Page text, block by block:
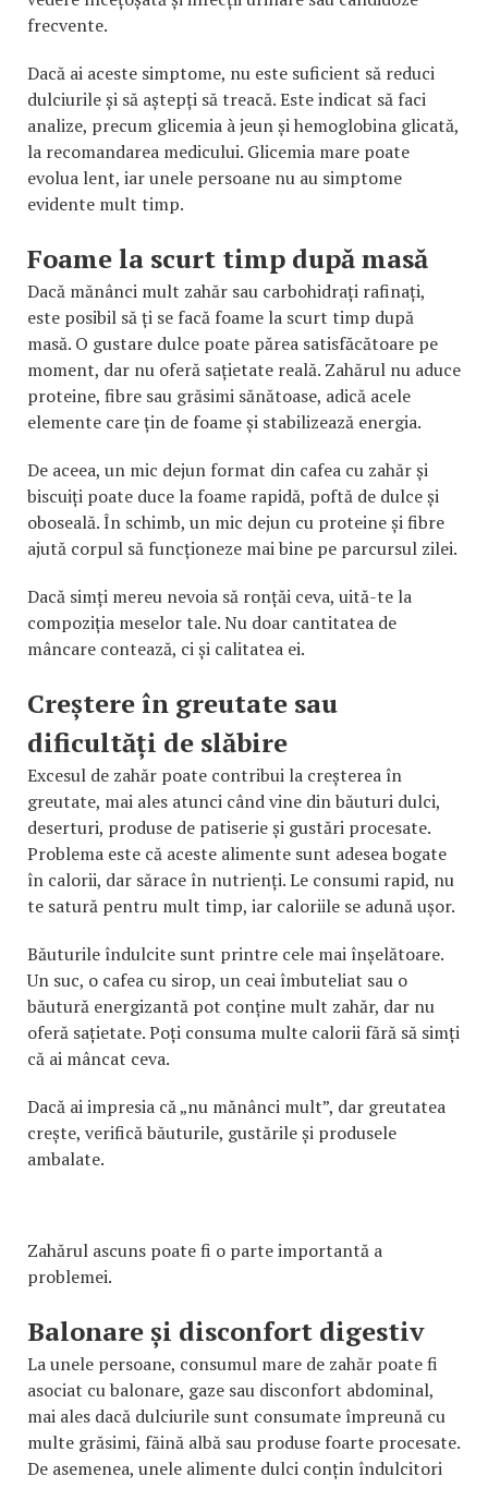
frecvente.
Dacă ai aceste simptome, nu este suficient să reduci
dulciurile și să aștepți să treacă. Este indicat să faci
analize, precum glicemia à jeun și hemoglobina glicată,
la recomandarea medicului. Glicemia mare poate
evolua lent, iar unele persoane nu au simptome
evidente mult timp.
Foame la scurt timp după masă
Dacă mănânci mult zahăr sau carbohidrați rafinați,
este posibil să ți se facă foame la scurt timp după
masă. O gustare dulce poate părea satisfăcătoare pe
moment, dar nu oferă sațietate reală. Zahărul nu aduce
proteine, fibre sau grăsimi sănătoase, adică acele
elemente care țin de foame și stabilizează energia.
De aceea, un mic dejun format din cafea cu zahăr și
biscuiți poate duce la foame rapidă, poftă de dulce și
oboseală. În schimb, un mic dejun cu proteine și fibre
ajută corpul să funcționeze mai bine pe parcursul zilei.
Dacă simți mereu nevoia să ronțăi ceva, uită-te la
compoziția meselor tale. Nu doar cantitatea de
mâncare contează, ci și calitatea ei.
Creștere în greutate sau
dificultăți de slăbire
Excesul de zahăr poate contribui la creșterea în
greutate, mai ales atunci când vine din băuturi dulci,
deserturi, produse de patiserie și gustări procesate.
Problema este că aceste alimente sunt adesea bogate
în calorii, dar sărace în nutrienți. Le consumi rapid, nu
te satură pentru mult timp, iar caloriile se adună ușor.
Băuturile îndulcite sunt printre cele mai înșelătoare.
Un suc, o cafea cu sirop, un ceai îmbuteliat sau o
băutură energizantă pot conține mult zahăr, dar nu
oferă sațietate. Poți consuma multe calorii fără să simți
că ai mâncat ceva.
Dacă ai impresia că „nu mănânci mult”, dar greutatea
crește, verifică băuturile, gustările și produsele
ambalate.
Zahărul ascuns poate fi o parte importantă a
problemei.
Balonare și disconfort digestiv
La unele persoane, consumul mare de zahăr poate fi
asociat cu balonare, gaze sau disconfort abdominal,
mai ales dacă dulciurile sunt consumate împreună cu
multe grăsimi, făină albă sau produse foarte procesate.
De asemenea, unele alimente dulci conțin îndulcitori